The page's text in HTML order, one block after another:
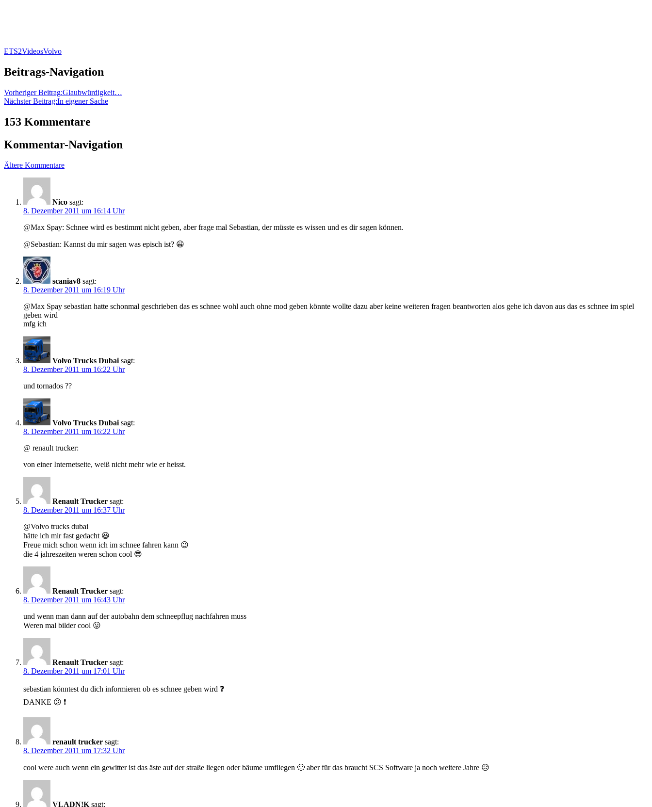
ETS2VideosVolvo
Beitrags-Navigation
Vorheriger Beitrag:Glaubwürdigkeit…
Nächster Beitrag:In eigener Sache
153 Kommentare
Kommentar-Navigation
Ältere Kommentare
Nico sagt:
8. Dezember 2011 um 16:14 Uhr
@Max Spay: Schnee wird es bestimmt nicht geben, aber frage mal Sebastian, der müsste es wissen und es dir sagen können.
@Sebastian: Kannst du mir sagen was episch ist? 😀
scaniav8 sagt:
8. Dezember 2011 um 16:19 Uhr
@Max Spay sebastian hatte schonmal geschrieben das es schnee wohl auch ohne mod geben könnte wollte dazu aber keine weiteren fragen beantworten alos gehe ich davon aus das es schnee im spiel
geben wird
mfg ich
Volvo Trucks Dubai sagt:
8. Dezember 2011 um 16:22 Uhr
und tornados ??
Volvo Trucks Dubai sagt:
8. Dezember 2011 um 16:22 Uhr
@ renault trucker:
von einer Internetseite, weiß nicht mehr wie er heisst.
Renault Trucker sagt:
8. Dezember 2011 um 16:37 Uhr
@Volvo trucks dubai
hätte ich mir fast gedacht 😆
Freue mich schon wenn ich im schnee fahren kann 😉
die 4 jahreszeiten weren schon cool 😎
Renault Trucker sagt:
8. Dezember 2011 um 16:43 Uhr
und wenn man dann auf der autobahn dem schneepflug nachfahren muss
Weren mal bilder cool 😛
Renault Trucker sagt:
8. Dezember 2011 um 17:01 Uhr
sebastian könntest du dich informieren ob es schnee geben wird ❓
DANKE 😕 ❗
renault trucker sagt:
8. Dezember 2011 um 17:32 Uhr
cool were auch wenn ein gewitter ist das äste auf der straße liegen oder bäume umfliegen 🙂 aber für das braucht SCS Software ja noch weitere Jahre 😥
VLADN!K sagt: